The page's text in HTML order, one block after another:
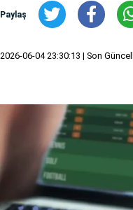
Paylaş
2026-06-04 23:30:13 | Son